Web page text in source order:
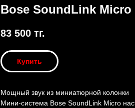
Bose SoundLink Micro
83 500 тг.
Купить
Мощный звук из миниатюрной колонки
Мини-система Bose SoundLink Micro